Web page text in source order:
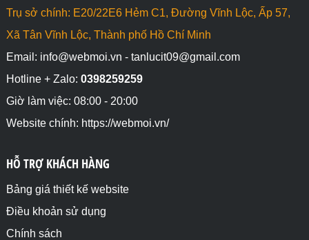
Trụ sở chính: E20/22E6 Hẻm C1, Đường Vĩnh Lộc, Ấp 57,
Xã Tân Vĩnh Lộc, Thành phố Hồ Chí Minh
Email: info@webmoi.vn - tanlucit09@gmail.com
Hotline + Zalo: 0398259259
Giờ làm việc: 08:00 - 20:00
Website chính: https://webmoi.vn/
HỖ TRỢ KHÁCH HÀNG
Bảng giá thiết kế website
Điều khoản sử dụng
Chính sách